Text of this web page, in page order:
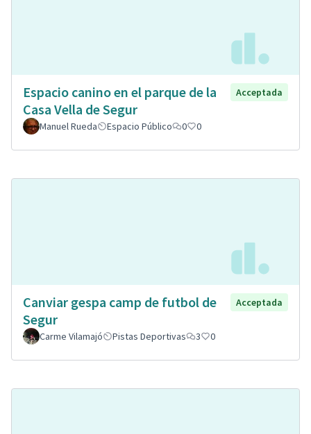
Espacio canino en el parque de la
Casa Vella de Segur
Acceptada
Manuel Rueda Espacio Público 0 0
Canviar gespa camp de futbol de
Segur
Acceptada
Carme Vilamajó Pistas Deportivas 3 0